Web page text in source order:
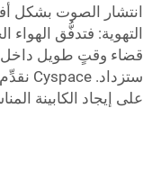
انتشار الصوت بشكل
التهوية: فتدفُّق
قضاء وقتٍ طويل داخل
ستزداد. Cyspace
على إيجاد الكابينة